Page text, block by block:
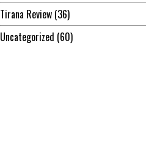
Tirana Review(36)
Uncategorized (60)